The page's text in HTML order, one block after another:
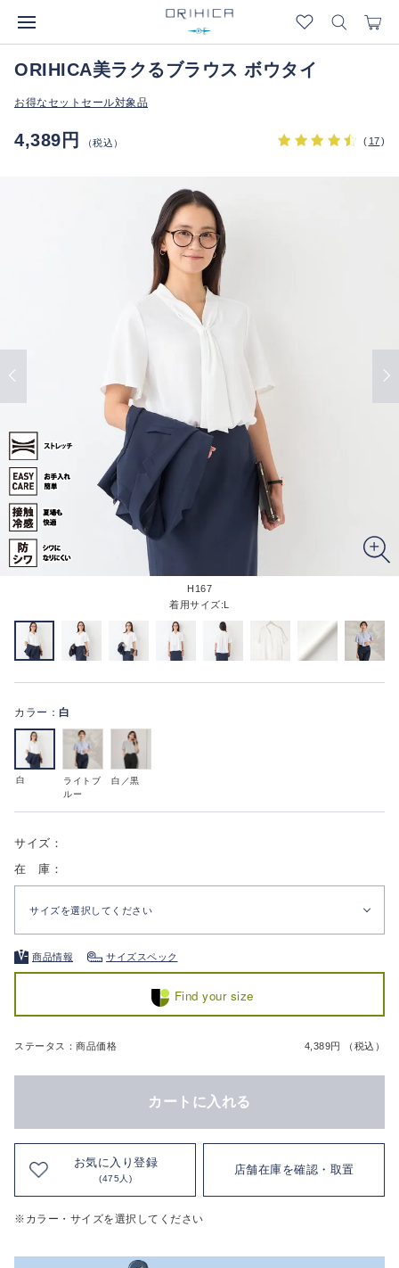
ORIHICA美ラクるブラウス ボウタイ
お得なセットセール対象品
4,389円 （税込） ( 17)
H167
着用サイズ:L
カラー： 白
白
ライトブ
ルー
白／黒
サイズ：
在 庫：
サイズを選択してください
商品情報 サイズスペック
Find your size
ステータス：商品価格 4,389円 （税込）
カートに入れる
お気に入り登録
(475人)
店舗在庫を確認・取置
※カラー・サイズを選択してください